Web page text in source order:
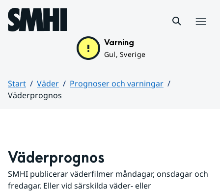
Hoppa till sidans innehåll
Varning
Gul, Sverige
Start Väder
Prognoser och varningar
Väderprognos
Väderprognos
SMHI publicerar väderfilmer måndagar, onsdagar och
fredagar. Eller vid särskilda väder- eller